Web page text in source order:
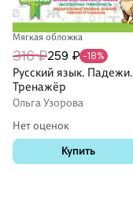
Мягкая обложка
316 ₽259 ₽ -18%
Русский язык. Падежи.
Тренажёр
Ольга Узорова
Нет оценок
Купить